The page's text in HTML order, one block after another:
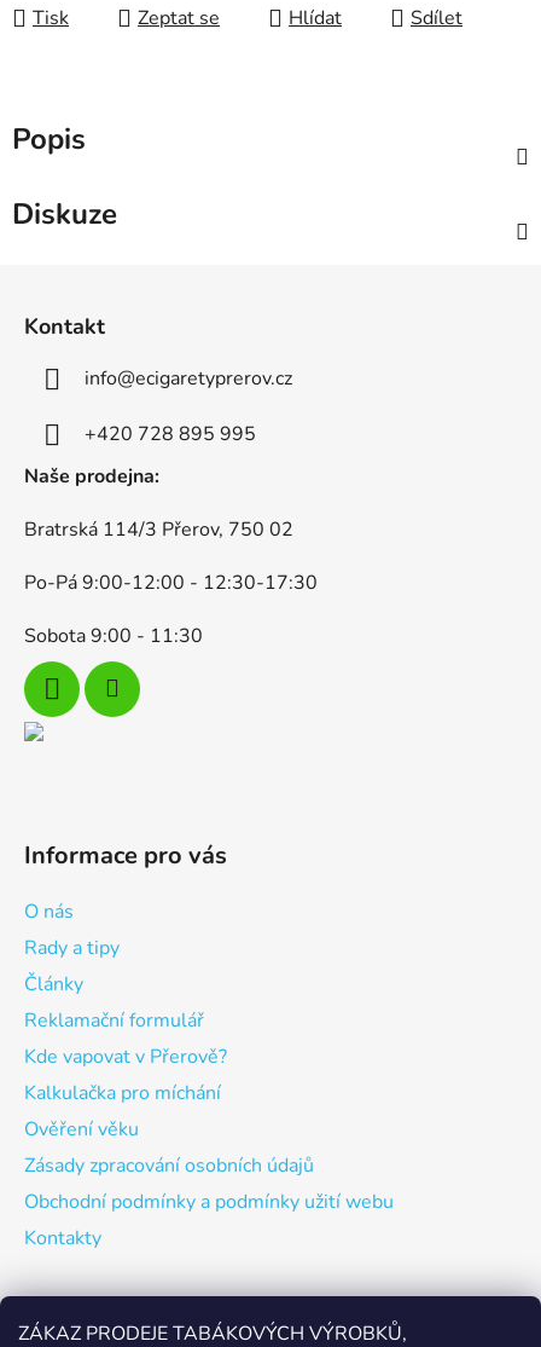
ZÁKAZ PRODEJE TABÁKOVÝCH VÝROBKŮ,
Tisk Zeptat se Hlídat Sdílet
Popis
Diskuze
Kontakt
info@ecigaretyprerov.cz
+420 728 895 995
Naše prodejna:
Bratrská 114/3 Přerov, 750 02
Po-Pá 9:00-12:00 - 12:30-17:30
Sobota 9:00 - 11:30
Informace pro vás
O nás
Rady a tipy
Články
Reklamační formulář
Kde vapovat v Přerově?
Kalkulačka pro míchání
Ověření věku
Zásady zpracování osobních údajů
Obchodní podmínky a podmínky užití webu
Kontakty
Odebírat newsletter